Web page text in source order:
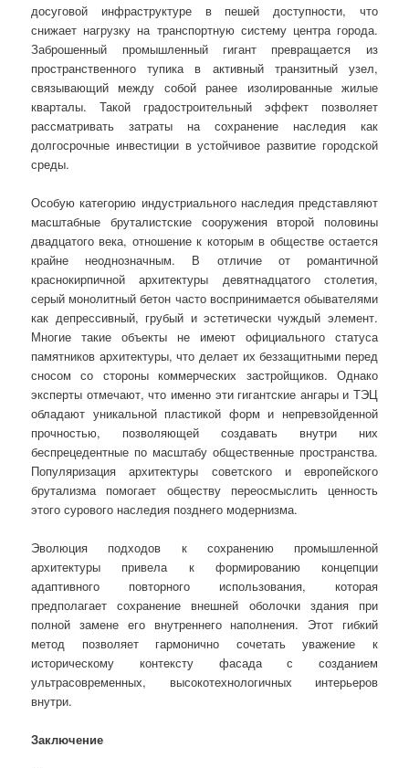
досуговой инфраструктуре в пешей доступности, что
снижает нагрузку на транспортную систему центра города.
Заброшенный промышленный гигант превращается из
пространственного тупика в активный транзитный узел,
связывающий между собой ранее изолированные жилые
кварталы. Такой градостроительный эффект позволяет
рассматривать затраты на сохранение наследия как
долгосрочные инвестиции в устойчивое развитие городской
среды.
Особую категорию индустриального наследия представляют
масштабные бруталистские сооружения второй половины
двадцатого века, отношение к которым в обществе остается
крайне неоднозначным. В отличие от романтичной
краснокирпичной архитектуры девятнадцатого столетия,
серый монолитный бетон часто воспринимается обывателями
как депрессивный, грубый и эстетически чуждый элемент.
Многие такие объекты не имеют официального статуса
памятников архитектуры, что делает их беззащитными перед
сносом со стороны коммерческих застройщиков. Однако
эксперты отмечают, что именно эти гигантские ангары и ТЭЦ
обладают уникальной пластикой форм и непревзойденной
прочностью, позволяющей создавать внутри них
беспрецедентные по масштабу общественные пространства.
Популяризация архитектуры советского и европейского
брутализма помогает обществу переосмыслить ценность
этого сурового наследия позднего модернизма.
Эволюция подходов к сохранению промышленной
архитектуры привела к формированию концепции
адаптивного повторного использования, которая
предполагает сохранение внешней оболочки здания при
полной замене его внутреннего наполнения. Этот гибкий
метод позволяет гармонично сочетать уважение к
историческому контексту фасада с созданием
ультрасовременных, высокотехнологичных интерьеров
внутри.
Заключение